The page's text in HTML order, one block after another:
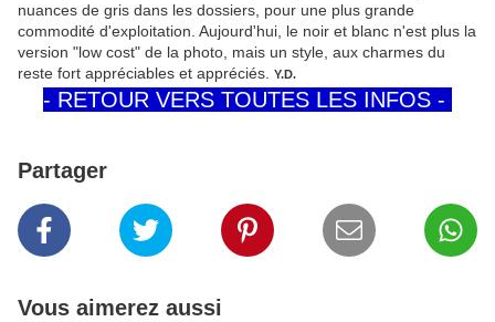
nuances de gris dans les dossiers, pour une plus grande
commodité d'exploitation. Aujourd'hui, le noir et blanc n'est plus la
version "low cost" de la photo, mais un style, aux charmes du
reste fort appréciables et appréciés.
Y.D.
- RETOUR VERS TOUTES LES INFOS -
Partager
Vous aimerez aussi